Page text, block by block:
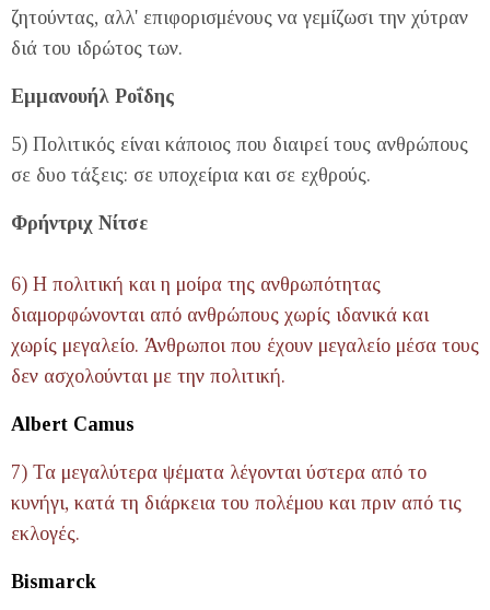
ζητούντας, αλλ' επιφορισμένους να γεμίζωσι την χύτραν
διά του ιδρώτος των.
Εμμανουήλ Ροΐδης
5) Πολιτικός είναι κάποιος που διαιρεί τους ανθρώπους
σε δυο τάξεις: σε υποχείρια και σε εχθρούς.
Φρήντριχ Νίτσε
6) Η πολιτική και η μοίρα της ανθρωπότητας
διαμορφώνονται από ανθρώπους χωρίς ιδανικά και
χωρίς μεγαλείο. Άνθρωποι που έχουν μεγαλείο μέσα τους
δεν ασχολούνται με την πολιτική.
Albert Camus
7) Τα μεγαλύτερα ψέματα λέγονται ύστερα από το
κυνήγι, κατά τη διάρκεια του πολέμου και πριν από τις
εκλογές.
Bismarck